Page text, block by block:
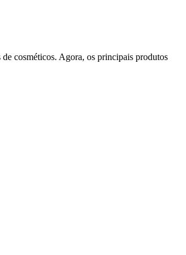
cosméticos. Agora, os principais produtos